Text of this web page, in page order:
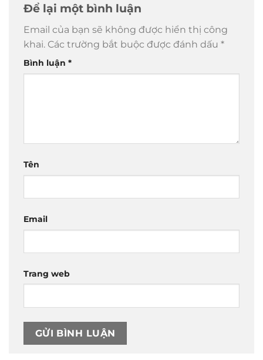
Để lại một bình luận
Email của bạn sẽ không được hiển thị công
khai. Các trường bắt buộc được đánh dấu *
Bình luận *
Tên
Email
Trang web